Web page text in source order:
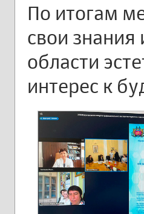
По итогам
свои знания
области
интерес к